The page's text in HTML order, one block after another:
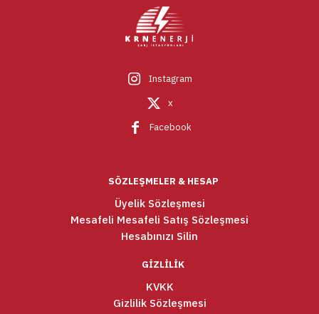
Instagram
x
Facebook
SÖZLEŞMELER & HESAP
Üyelik Sözleşmesi
Mesafeli Mesafeli Satış Sözleşmesi
Hesabınızı Silin
GİZLİLİK
KVKK
Gizlilik Sözleşmesi